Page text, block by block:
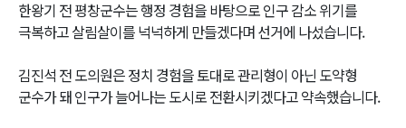
한왕기 전 평창군수는 행정 경험을 바탕으로 인구 감소 위기를
극복하고 살림살이를 넉넉하게 만들겠다며 선거에 나섰습니다.
김진석 전 도의원은 정치 경험을 토대로 관리형이 아닌 도약형
군수가 돼 인구가 늘어나는 도시로 전환시키겠다고 약속했습니다.